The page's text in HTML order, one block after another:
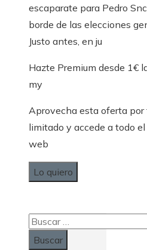
escaparate para Pedro
borde de las elecciones
Justo antes, en ju
Hazte Premium desde 1€
my
Aprovecha esta oferta por
limitado y accede a todo
web
Lo quiero
Buscar: